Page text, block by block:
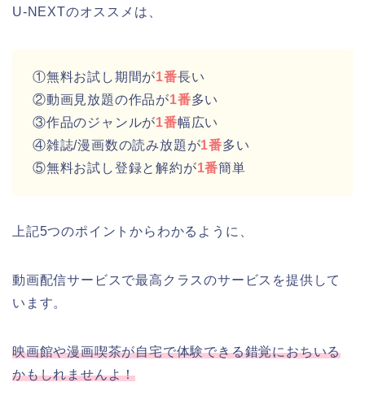
U-NEXTのオススメは、
①無料お試し期間が1番長い
②動画見放題の作品が1番多い
③作品のジャンルが1番幅広い
④雑誌/漫画数の読み放題が1番多い
⑤無料お試し登録と解約が1番簡単
上記5つのポイントからわかるように、
動画配信サービスで最高クラスのサービスを提供して
います。
映画館や漫画喫茶が自宅で体験できる錯覚におちいる
かもしれませんよ！